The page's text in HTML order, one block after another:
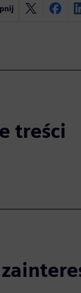
treści